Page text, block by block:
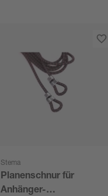
Stema
Planenschnur für
Anhänger-